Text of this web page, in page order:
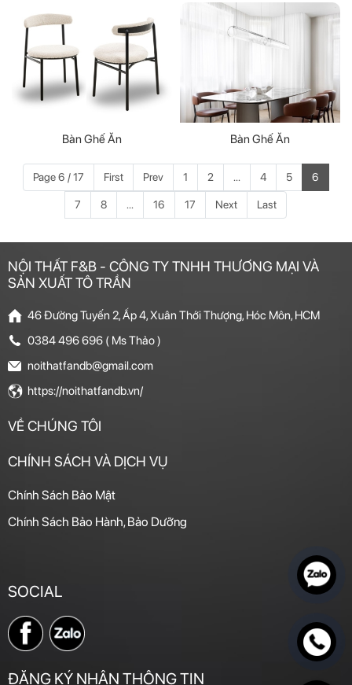
Bàn Ghế Ăn Bàn Ghế Ăn
Page 6 / 17 First Prev 1 2 ... 4 5 6
7 8 ... 16 17 Next Last
NỘI THẤT F&B - CÔNG TY TNHH THƯƠNG MẠI VÀ
SẢN XUẤT TÔ TRẦN
46 Đường Tuyến 2, Ấp 4, Xuân Thới Thượng, Hóc Môn, HCM
0384 496 696 ( Ms Thảo )
noithatfandb@gmail.com
https://noithatfandb.vn/
VỀ CHÚNG TÔI
CHÍNH SÁCH VÀ DỊCH VỤ
Chính Sách Bảo Mật
Chính Sách Bảo Hành, Bảo Dưỡng
SOCIAL
ĐĂNG KÝ NHẬN THÔNG TIN